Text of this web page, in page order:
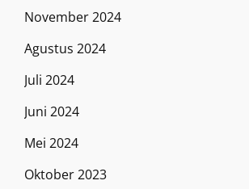
November 2024
Agustus 2024
Juli 2024
Juni 2024
Mei 2024
Oktober 2023